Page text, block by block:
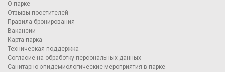
О парке
Отзывы посетителей
Правила бронирования
Вакансии
Карта парка
Техническая поддержка
Согласие на обработку персональных данных
Санитарно-эпидемиологические мероприятия в парке